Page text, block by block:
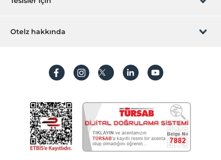
Sıkça sorulan sorular
İşlem rehberi
Hesap oluştur
Hemen tesisinizi ekleyin
Otelz hakkında
Koşullar ve şartlar
Aydınlatma metni